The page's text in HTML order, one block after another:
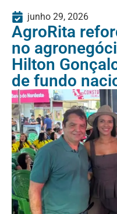
junho 29, 2026
AgroRita
no
Hilton
de fundo